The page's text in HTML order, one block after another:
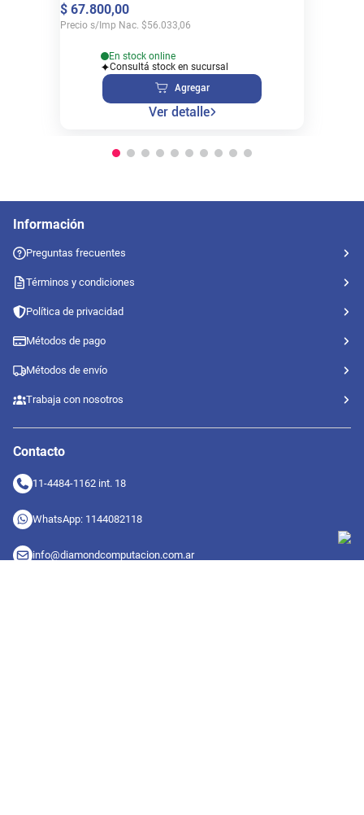
$ 67.800,00
Precio s/Imp Nac. $56.033,06
En stock online
Consultá stock en sucursal
Agregar
Ver detalle
Información
Preguntas frecuentes
Términos y condiciones
Política de privacidad
Métodos de pago
Métodos de envío
Trabaja con nosotros
Contacto
11-4484-1162 int. 18
WhatsApp: 1144082118
info@diamondcomputacion.com.ar